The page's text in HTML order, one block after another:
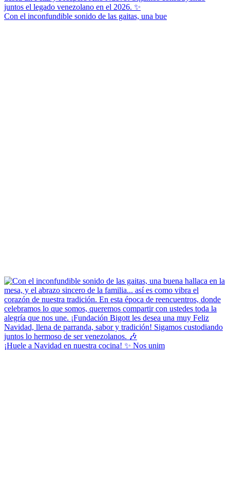
Con el inconfundible sonido de las gaitas, una bue
¡Huele a Navidad en nuestra cocina! ✨ Nos unim